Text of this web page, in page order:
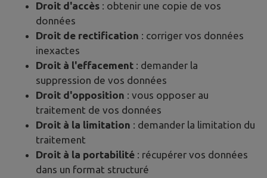
Droit d'accès : obtenir une copie de vos
données
Droit de rectification : corriger vos données
inexactes
Droit à l'effacement : demander la
suppression de vos données
Droit d'opposition : vous opposer au
traitement de vos données
Droit à la limitation : demander la limitation du
traitement
Droit à la portabilité : récupérer vos données
dans un format structuré